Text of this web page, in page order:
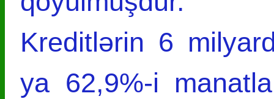
Kreditlərin 6
ya 62,9%-i